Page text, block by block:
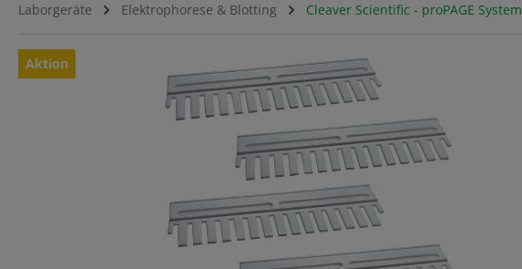
Laborgeräte Elektrophorese & Blotting Cleaver Scientific - proPAGE System
Bildergalerie überspringen
Aktion